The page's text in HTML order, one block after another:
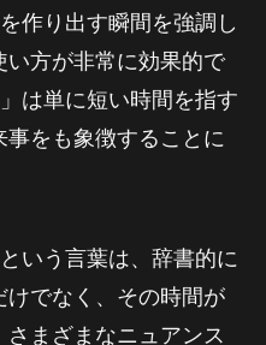
作り出す瞬間を強調し
方が非常に効果的で
は単に短い時間を指す
をも象徴することに
いう言葉は、辞書的に
でなく、その時間が
まざまなニュアンス